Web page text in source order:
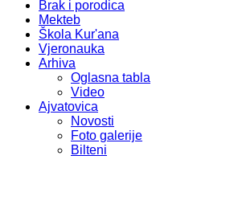
Brak i porodica
Mekteb
Škola Kur'ana
Vjeronauka
Arhiva
Oglasna tabla
Video
Ajvatovica
Novosti
Foto galerije
Bilteni